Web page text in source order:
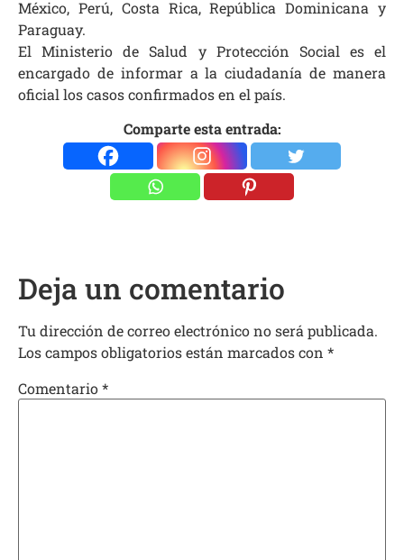
México, Perú, Costa Rica, República Dominicana y
Paraguay.
El Ministerio de Salud y Protección Social es el
encargado de informar a la ciudadanía de manera
oficial los casos confirmados en el país.
Comparte esta entrada:
Deja un comentario
Tu dirección de correo electrónico no será publicada.
Los campos obligatorios están marcados con *
Comentario*